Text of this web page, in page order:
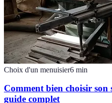
Choix d'un menuisier6 min
Comment bien choisir son
guide complet